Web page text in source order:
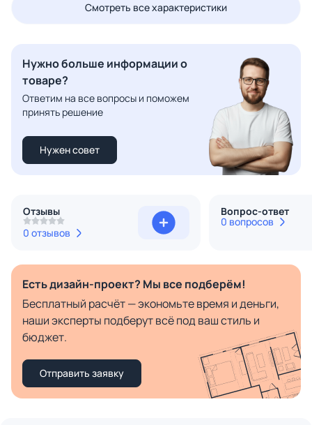
Смотреть все характеристики
Нужно больше информации о
товаре?
Ответим на все вопросы и поможем
принять решение
Нужен совет
Отзывы
0 отзывов
Вопрос-ответ
0 вопросов
Есть дизайн-проект? Мы все подберём!
Бесплатный расчёт — экономьте время и деньги,
наши эксперты подберут всё под ваш стиль и
бюджет.
Отправить заявку